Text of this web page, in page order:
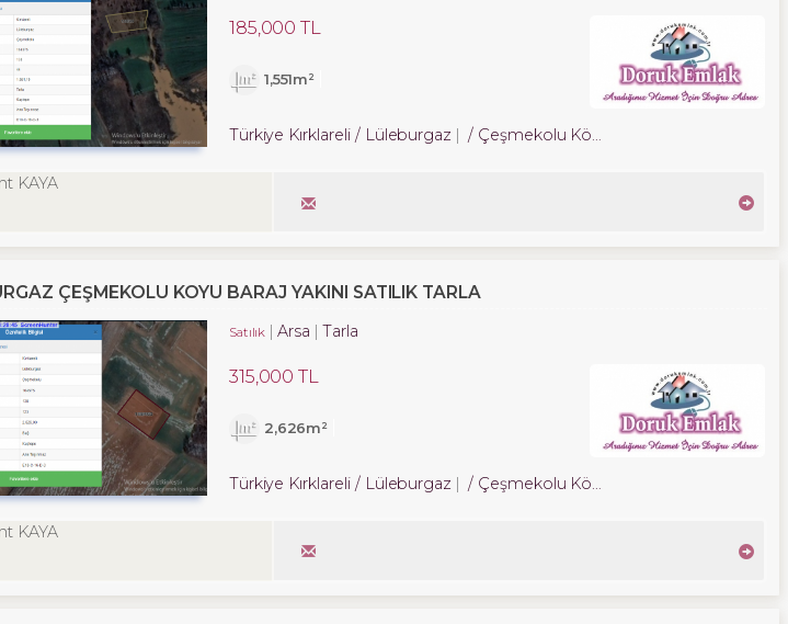
185,000 TL
1,551m²
Türkiye Kırklareli / Lüleburgaz / Çeşmekolu Köyü
KAYA
ÇEŞMEKOLU KÖYÜ BARAJ YAKINI SATILIK TARLA
Satılık Arsa Tarla
315,000 TL
2,626m²
Türkiye Kırklareli / Lüleburgaz / Çeşmekolu Köyü
KAYA